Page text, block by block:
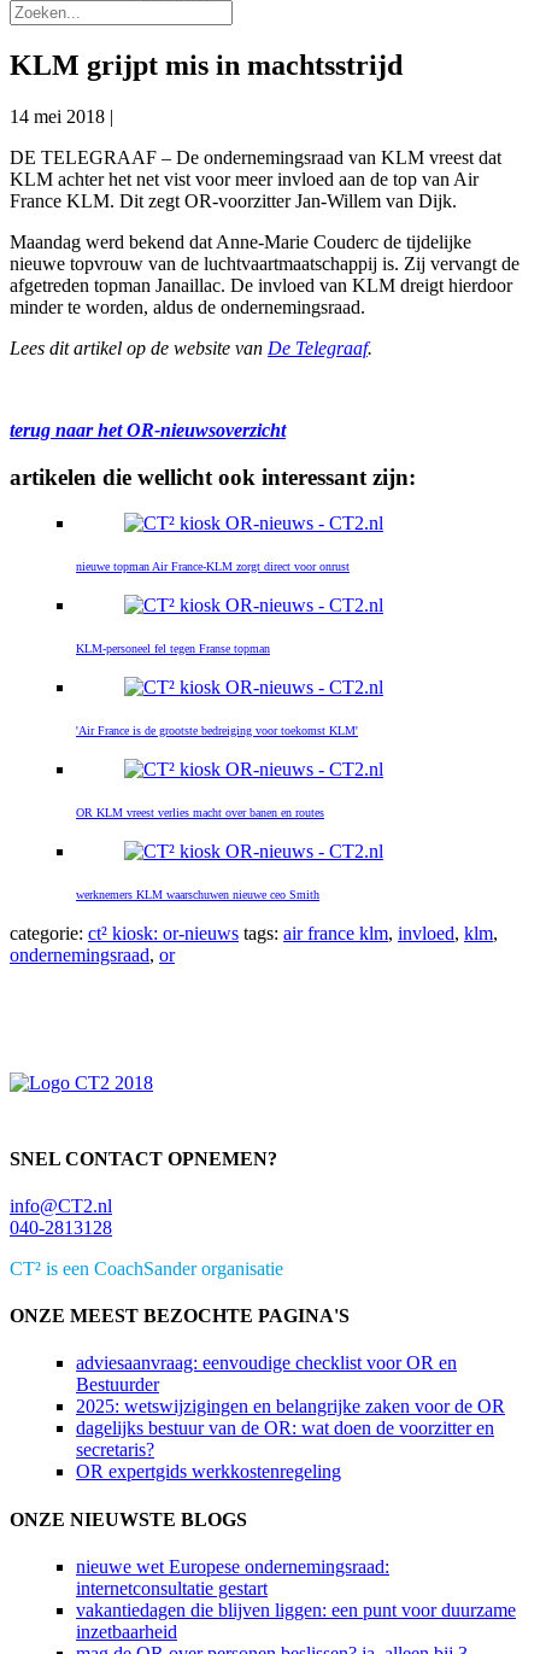
KLM grijpt mis in machtsstrijd
14 mei 2018 |
DE TELEGRAAF – De ondernemingsraad van KLM vreest dat
KLM achter het net vist voor meer invloed aan de top van Air
France KLM. Dit zegt OR-voorzitter Jan-Willem van Dijk.
Maandag werd bekend dat Anne-Marie Couderc de tijdelijke
nieuwe topvrouw van de luchtvaartmaatschappij is. Zij vervangt de
afgetreden topman Janaillac. De invloed van KLM dreigt hierdoor
minder te worden, aldus de ondernemingsraad.
Lees dit artikel op de website van De Telegraaf.
terug naar het OR-nieuwsoverzicht
artikelen die wellicht ook interessant zijn:
nieuwe topman Air France-KLM zorgt direct voor onrust
KLM-personeel fel tegen Franse topman
'Air France is de grootste bedreiging voor toekomst KLM'
OR KLM vreest verlies macht over banen en routes
werknemers KLM waarschuwen nieuwe ceo Smith
categorie: ct² kiosk: or-nieuws tags: air france klm, invloed, klm,
ondernemingsraad, or
SNEL CONTACT OPNEMEN?
info@CT2.nl
040-2813128
CT² is een CoachSander organisatie
ONZE MEEST BEZOCHTE PAGINA'S
adviesaanvraag: eenvoudige checklist voor OR en
Bestuurder
2025: wetswijzigingen en belangrijke zaken voor de OR
dagelijks bestuur van de OR: wat doen de voorzitter en
secretaris?
OR expertgids werkkostenregeling
ONZE NIEUWSTE BLOGS
nieuwe wet Europese ondernemingsraad:
internetconsultatie gestart
vakantiedagen die blijven liggen: een punt voor duurzame
inzetbaarheid